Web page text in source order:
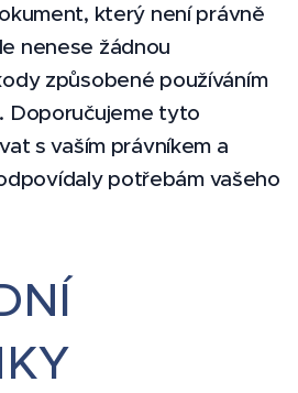
který není právně
nenese žádnou
způsobené používáním
Doporučujeme tyto
s vaším právníkem a
potřebám vašeho